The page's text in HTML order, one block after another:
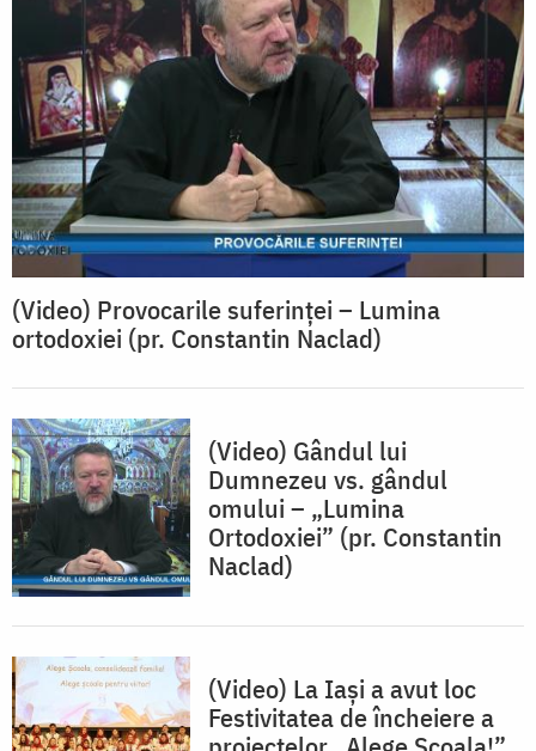
(Video) Provocarile suferinței – Lumina
ortodoxiei (pr. Constantin Naclad)
(Video) Gândul lui
Dumnezeu vs. gândul
omului – „Lumina
Ortodoxiei” (pr. Constantin
Naclad)
(Video) La Iași a avut loc
Festivitatea de încheiere a